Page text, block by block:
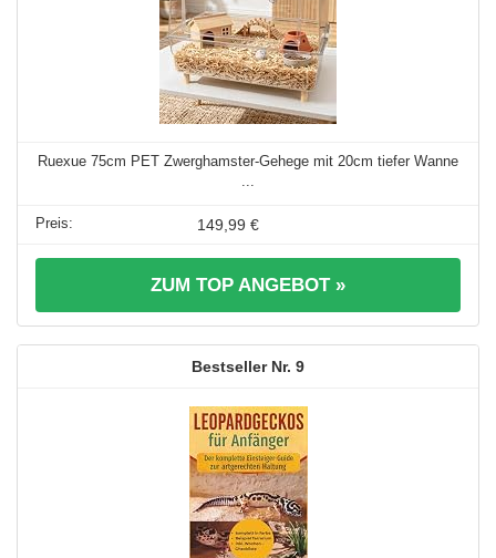
Ruexue 75cm PET Zwerghamster-Gehege mit 20cm tiefer Wanne
149,99 €
ZUM TOP ANGEBOT »
9